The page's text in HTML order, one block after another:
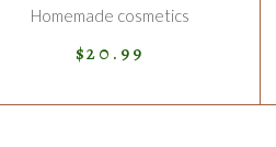
Homemade cosmetics
$20.99